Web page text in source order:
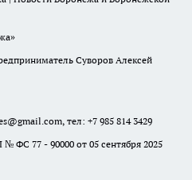
Суворов Алексей
тел: +7 985 814 3429
ФС 77 - 90000 от 05 сентября 2025